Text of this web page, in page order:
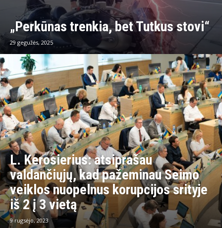
„Perkūnas trenkia, bet Tutkus stovi“
29 gegužės, 2025
L. Kerosierius: atsiprašau
valdančiųjų, kad pažeminau Seimo
veiklos nuopelnus korupcijos srityje
iš 2 į 3 vietą
9 rugsėjo, 2023